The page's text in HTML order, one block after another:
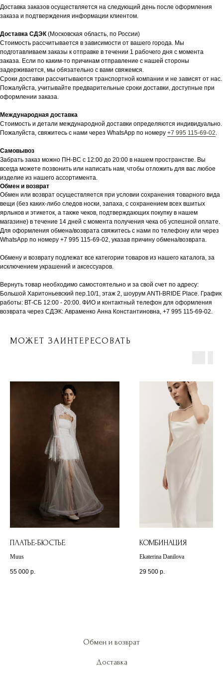
Доставка заказов осуществляется на следующий день после оформления
заказа и подтверждения информации клиентом.
Доставка СДЭК(Московская область, по России)
Стоимость рассчитывается в зависимости от вашего города. Мы
подготавливаем заказы к отправке в течении 1 рабочего дня с момента
заказа. Если по каким-то причинам отправление с нашей стороны
задерживается, мы обязательно с вами свяжемся.
Сроки доставки рассчитываются транспортной компании и не зависят от нас.
Пожалуйста, учитывайте предварительные сроки доставки, доступные при
оформлении заказа.
Международная доставка
Стоимость и детали международной доставки определяются индивидуально.
Пожалуйста, свяжитесь с нами через WhatsApp по номеру +7 995 115-69-02.
Самовывоз
Забрать заказ можно ПН-ВС с 12:00 до 20:00 в нашем пространстве. Вы
всегда можете позвонить или написать нам, чтобы отложить для вас любое
изделие из нашего ассортимента.
Обмен и возврат
Обмен или возврат осуществляется при условии сохранения товарного вида
вещи (без каких-либо следов носки, запаха, с сохранением всех вшитых
ярлыков и этикеток, а также чеков, подтверждающих покупку в нашем
магазине) в течение 14 дней с момента получения чека об успешной оплате.
Для оформления обмена/возврата свяжитесь с нами по телефону или через
WhatsApp по номеру +7 995 115-69-02, указав причину обмена/возврата.
Обмену и возврату подлежат все категории товаров из нашего каталога, за
исключением украшений и аксессуаров.
Вернуть товар необходимо самостоятельно и за свой счет по адресу:
Большой Харитоньевский пер.10/1, этаж 2, шоурум ANTI-BRIDE Place. График
работы: ВТ-СБ 12:00 - 20:00. ФИО и контактный телефон для оформления
возврата через СДЭК: Авраменко Анна Константиновна, +7 995 115-69-02.
МОЖЕТ ЗАИНТЕРЕСОВАТЬ
ПЛАТЬЕ-БЮСТЬЕ
Muus
55 000 р.
КОМБИНАЦИЯ
Ekaterina Danilova
29 500 р.
Обмен и возврат
Доставка